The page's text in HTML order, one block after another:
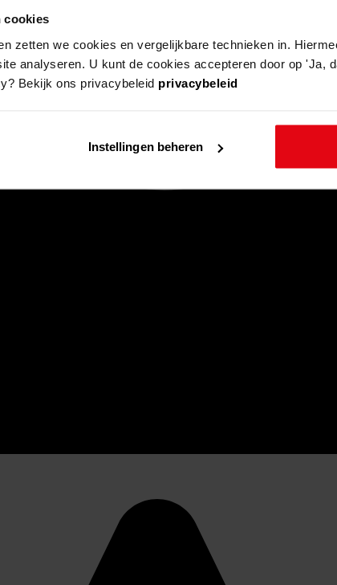
cookies
zetten we cookies en vergelijkbare technieken in.
analyseren. U kunt de cookies accepteren door op 'Ja,
Bekijk ons privacybeleid privacybeleid
Instellingen beheren